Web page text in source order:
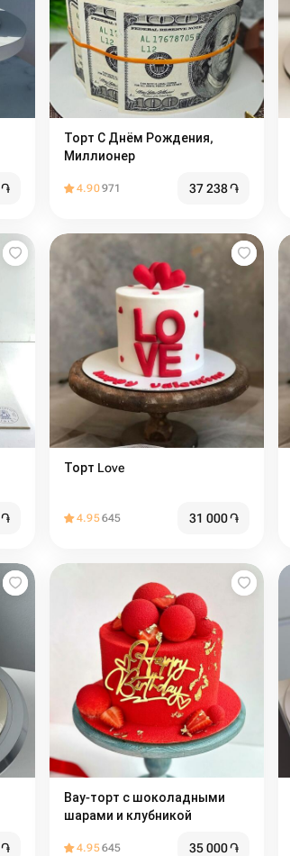
֏
Торт С Днём Рождения,
Миллионер
4.90971 37 238֏
֏
Торт Love
4.95645 31 000֏
֏
Вау-торт с шоколадными
шарами и клубникой
4.95645 35 000֏